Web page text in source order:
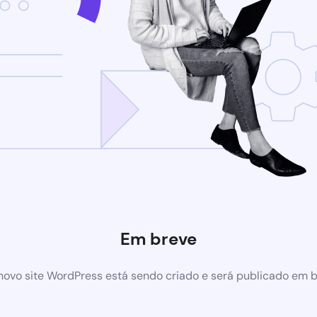
Em breve
site WordPress está sendo criado e será publicado em